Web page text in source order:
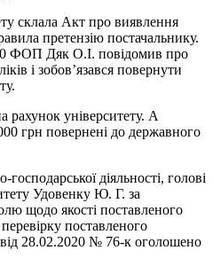
склала Акт про виявлення
претензію постачальнику.
ФОП Дяк О.І. повідомив про
і зобов’язався повернути
рахунок університету. А
грн повернені до державного
діяльності, голові
Удовенку Ю. Г. за
щодо якості поставленого
поставленого
28.02.2020 № 76-к оголошено